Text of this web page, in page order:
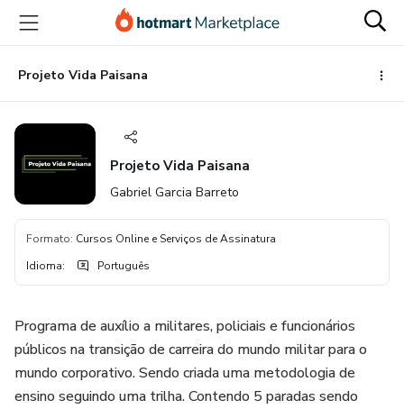
para
conteúdo
principal
para
pagamento
para
rodapéProjeto Vida Paisana
Projeto Vida Paisana
Gabriel Garcia Barreto
Formato: Cursos Online e Serviços de Assinatura
Idioma: Português
Programa de auxílio a militares, policiais e funcionários
públicos na transição de carreira do mundo militar para o
mundo corporativo. Sendo criada uma metodologia de
ensino seguindo uma trilha. Contendo 5 paradas sendo